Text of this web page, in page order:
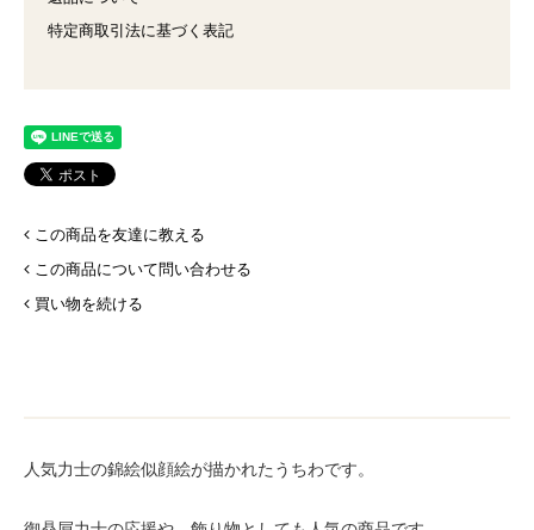
特定商取引法に基づく表記
この商品を友達に教える
この商品について問い合わせる
買い物を続ける
人気力士の錦絵似顔絵が描かれたうちわです。